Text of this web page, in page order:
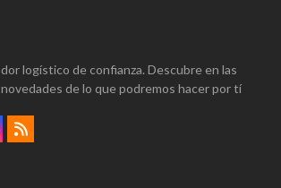
logístico de confianza. Descubre en las
de lo que podremos hacer por tí
RSS